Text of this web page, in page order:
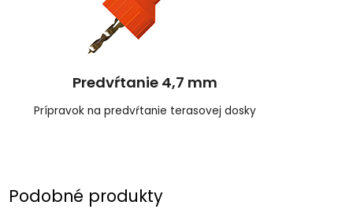
Predvŕtanie 4,7 mm
Prípravok na predvŕtanie terasovej dosky
Podobné produkty